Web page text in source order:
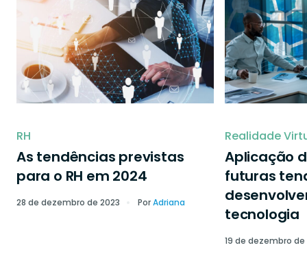
RH
As tendências previstas
para o RH em 2024
28 de dezembro de 2023 PorAdriana
Realidade
Aplicação
futuras
tecnologia
19 de dezembro de